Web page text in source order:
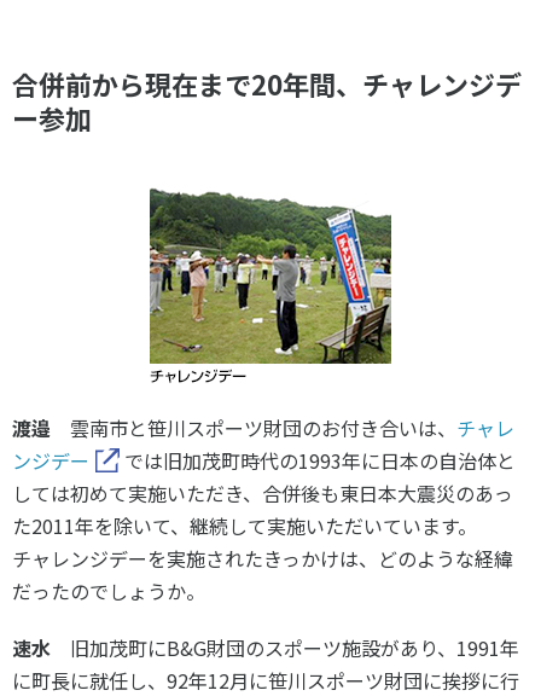
合併前から現在まで20年間、チャレンジデ
ー参加
渡邉 雲南市と笹川スポーツ財団のお付き合いは、 チャレ
ンジデー
では旧加茂町時代の1993年に日本の自治体と
しては初めて実施いただき、合併後も東日本大震災のあっ
た2011年を除いて、継続して実施いただいています。
チャレンジデーを実施されたきっかけは、どのような経緯
だったのでしょうか。
速水 旧加茂町にB&G財団のスポーツ施設があり、1991年
に町長に就任し、92年12月に笹川スポーツ財団に挨拶に行